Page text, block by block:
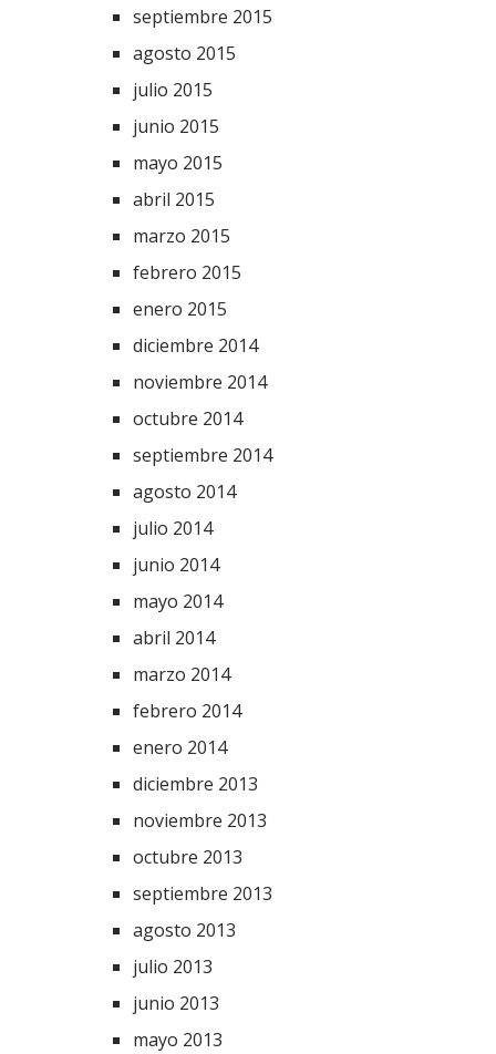
septiembre 2015
agosto 2015
julio 2015
junio 2015
mayo 2015
abril 2015
marzo 2015
febrero 2015
enero 2015
diciembre 2014
noviembre 2014
octubre 2014
septiembre 2014
agosto 2014
julio 2014
junio 2014
mayo 2014
abril 2014
marzo 2014
febrero 2014
enero 2014
diciembre 2013
noviembre 2013
octubre 2013
septiembre 2013
agosto 2013
julio 2013
junio 2013
mayo 2013